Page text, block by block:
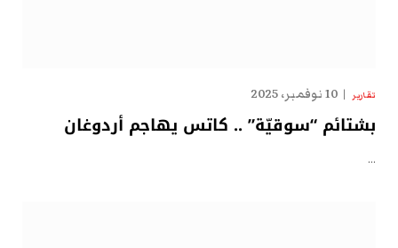
تقارير 10 نوفمبر، 2025
بشتائم “سوقيّة” .. كاتس يهاجم أردوغان
…